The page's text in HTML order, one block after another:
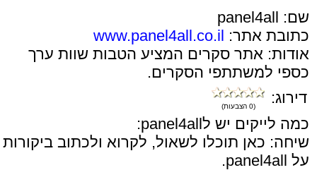
שם: panel4all
כתובת אתר: www.panel4all.co.il
אודות: אתר סקרים המציע הטבות שוות ערך
כספי למשתתפי הסקרים.
דירוג:
(0 הצבעות)
כמה לייקים יש לpanel4all:
שיחה: כאן תוכלו לשאול, לקרוא ולכתוב ביקורות
על panel4all.